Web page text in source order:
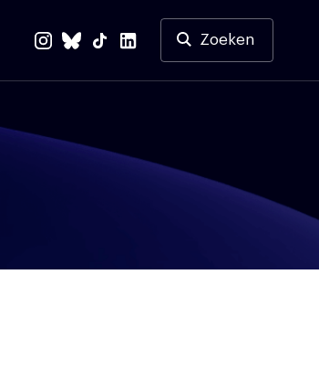
Zoeken